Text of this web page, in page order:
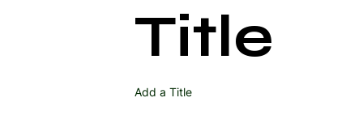
Title
Add a Title